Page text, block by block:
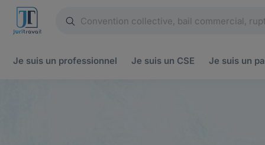
Je suis un professionnel Je suis un CSE Je suis un